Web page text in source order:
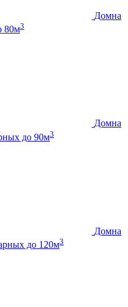
Домна
80м3
Домна
до 90м3
Домна
до 120м3